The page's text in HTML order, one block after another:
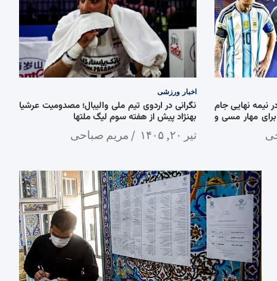
نیمه نهایی جام
برای مهار مسی و
اخبار ورزشی
نگرانی در اردوی تیم ملی والیبال؛ مصدومیت عرشیا
بهنژاد پیش از هفته سوم لیگ ملتها
تیر ۲۰, ۱۴۰۵ مریم صباحی